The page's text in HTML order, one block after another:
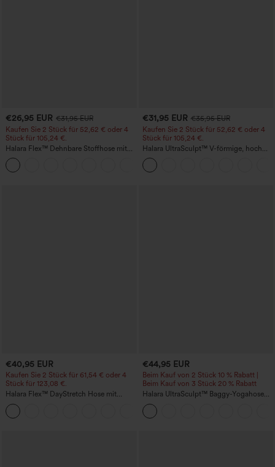
€26,95 EUR €31,95 EUR
Kaufen Sie 2 Stück für 52,62 € oder 4
Stück für 105,24 €.
Halara Flex™ Dehnbare Stoffhose mit
hohem Bund, Waffelmuster,
Seitentaschen und weitem Bein
€31,95 EUR €35,95 EUR
Kaufen Sie 2 Stück für 52,62 € oder 4
Stück für 105,24 €.
Halara UltraSculpt™ V-förmige, hoch
geschnittene Flare-Yoga-Leggings mit
kontrastierender Spitze und Taschen
€40,95 EUR
Kaufen Sie 2 Stück für 61,54 € oder 4
Stück für 123,08 €.
Halara Flex™ DayStretch Hose mit
mittlerer Bundhöhe, seitlicher
Reißverschlusstasche und
Work‑Flare‑Schnitt
€44,95 EUR
Beim Kauf von 2 Stück 10 % Rabatt |
Beim Kauf von 3 Stück 20 % Rabatt
Halara UltraSculpt™ Baggy-Yogahose
mit hohem Bund, Bauchkontrolle,
Color-Block-Streifen und Taschen